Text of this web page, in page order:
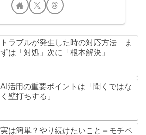
トラブルが発生した時の対応方法 ま
ずは「対処」次に「根本解決」
AI活用の重要ポイントは「聞くではな
く壁打ちする」
実は簡単？やり続けたいこと＝モチベ